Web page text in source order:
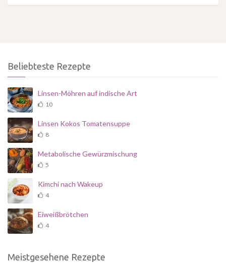
Beliebteste Rezepte
Linsen-Möhren auf indische Art
10
Linsen Kokos Tomatensuppe
8
Metabolische Gewürzmischung
5
Kimchi nach Wakeup
4
Eiweißbrötchen
4
Meistgesehene Rezepte